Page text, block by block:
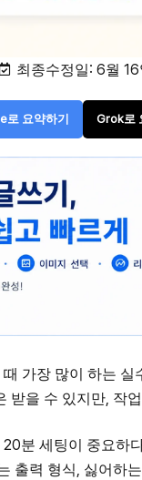
최종수정일: 6월
로 요약하기 Grok로
가장 많이 하는
받을 수 있지만, 작
분 세팅이 중요하
출력 형식, 싫어하